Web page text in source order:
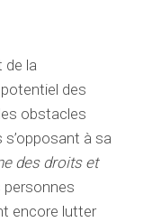
de la
des
obstacles
à sa
des droits et
personnes
encore lutter